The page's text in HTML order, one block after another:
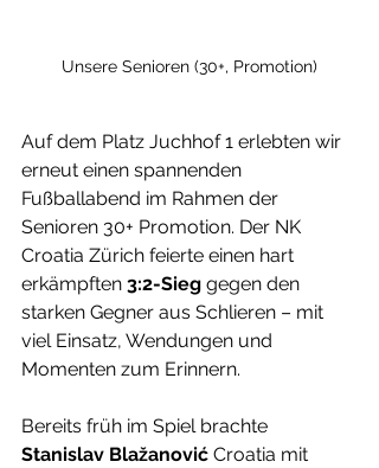
Unsere Senioren (30+, Promotion)
Auf dem Platz Juchhof 1 erlebten wir
erneut einen spannenden
Fußballabend im Rahmen der
Senioren 30+ Promotion. Der NK
Croatia Zürich feierte einen hart
erkämpften 3:2-Sieg gegen den
starken Gegner aus Schlieren – mit
viel Einsatz, Wendungen und
Momenten zum Erinnern.
Bereits früh im Spiel brachte
Stanislav Blažanović Croatia mit